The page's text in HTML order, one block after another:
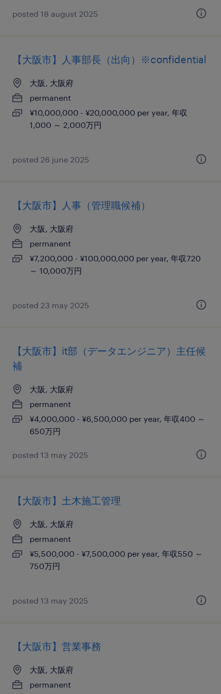
posted 18 august 2025
【大阪市】人事部長（出向）※confidential
大阪, 大阪府
permanent
¥10,000,000 - ¥20,000,000 per year, 年収
1,000 ～ 2,000万円
posted 26 june 2025
【大阪市】人事（管理職候補）
大阪, 大阪府
permanent
¥7,200,000 - ¥100,000,000 per year, 年収720
～ 10,000万円
posted 23 may 2025
【大阪市】it部（データエンジニア）主任候
補
大阪, 大阪府
permanent
¥4,000,000 - ¥6,500,000 per year, 年収400 ～
650万円
posted 13 may 2025
【大阪市】土木施工管理
大阪, 大阪府
permanent
¥5,500,000 - ¥7,500,000 per year, 年収550 ～
750万円
posted 13 may 2025
【大阪市】営業事務
大阪, 大阪府
permanent